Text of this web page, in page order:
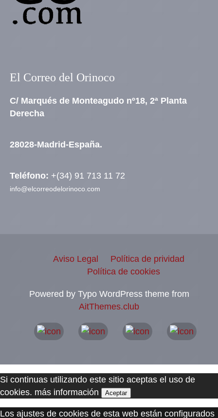
El Correo del Orinoco
C/ Marqués de Monteagudo nº18, 2ª Planta
Derecha
28028-Madrid-España.
Teléfono: +(34) 91 713 11 72
info@elcorreodelorinoco.com
Aviso Legal
Política de prividad
Política de cookies
Powered by Typo WordPress theme from
AitThemes.club
Si continuas utilizando este sitio aceptas el uso de
cookies. más información Aceptar
Los ajustes de cookies de esta web están configurados